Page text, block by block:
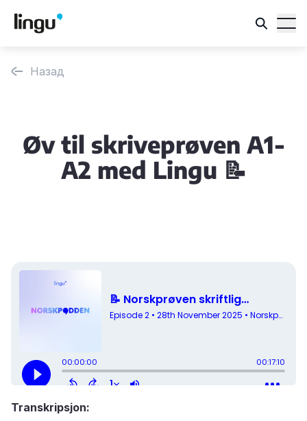
Назад
Øv til skriveprøven A1-
A2 med Lingu 📝
Transkripsjon: